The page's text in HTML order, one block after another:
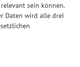
sein können.
Daten wird alle drei